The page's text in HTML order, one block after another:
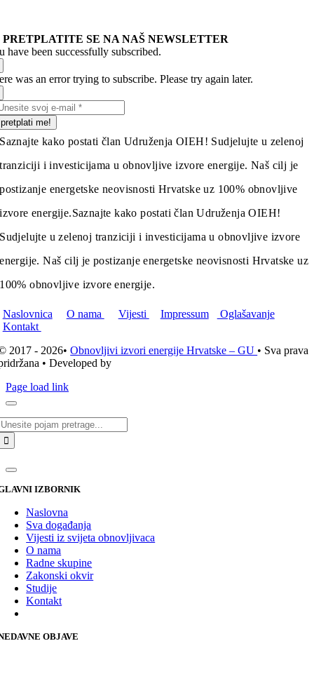
PRETPLATITE SE NA NAŠ NEWSLETTER
have been successfully subscribed.
was an error trying to subscribe. Please try again later.
pretplati me!
Saznajte kako postati član Udruženja OIEH! Sudjelujte u zelenoj
tranziciji i investicijama u obnovljive izvore energije. Naš cilj je
postizanje energetske neovisnosti Hrvatske uz 100% obnovljive
izvore energije.Saznajte kako postati član Udruženja OIEH!
Sudjelujte u zelenoj tranziciji i investicijama u obnovljive izvore
energije. Naš cilj je postizanje energetske neovisnosti Hrvatske uz
100% obnovljive izvore energije.
Naslovnica O nama Vijesti Impressum
Oglašavanje
Kontakt
2017 - 2026•Obnovljivi izvori energije Hrvatske – GU • Sva prava
• Developed by
Page load link
IZBORNIK
Naslovna
Sva događanja
Vijesti iz svijeta obnovljivaca
O nama
Radne skupine
Zakonski okvir
Studije
Kontakt
OBJAVE